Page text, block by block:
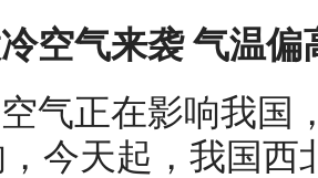
空气来袭 气温偏
气正在影响我国
今天起， 我国西